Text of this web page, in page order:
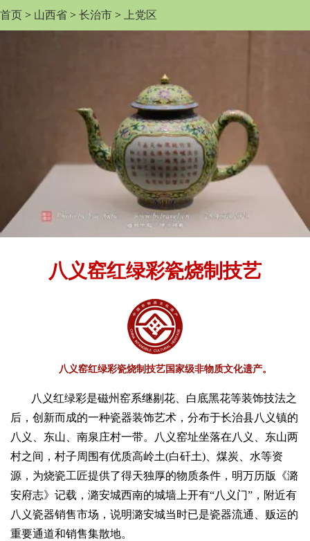
首页 > 山西省 > 长治市 > 上党区
八义窑红绿彩瓷烧制技艺
八义窑红绿彩瓷烧制技艺国家级非物质文化遗产。
八义红绿彩是磁州窑系继剔花、白底黑花等装饰技法之
后，创新而成的一种瓷器装饰艺术，分布于长治县八义镇的
八义、东山、南泉庄村一带。八义窑址坐落在八义、东山两
村之间，村子周围有优质高岭土(白矸土)、煤炭、水等资
源，为烧瓷工匠提供了得天独厚的物质条件，明万历版《潞
安府志》记载，潞安城西南的城墙上开有“八义门”，附近有
八义瓷器销售市场，说明潞安城当时已是瓷器流通、贩运的
重要通道和销售集散地。